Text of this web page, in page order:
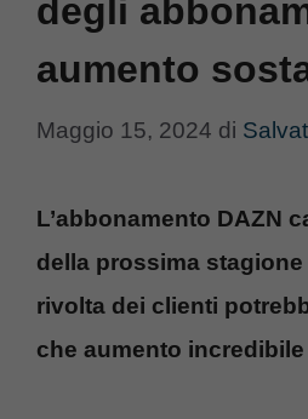
degli
aumento
Maggio 15, 2024 di
L’abbonamento DAZN
della prossima
rivolta dei clienti
che aumento incredibile